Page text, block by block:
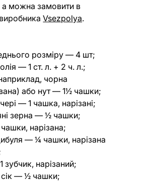
а можна замовити в
Vsezpolya.
розміру — 4 шт;
— 1 ст. л. + 2 ч. л.;
чорна
або нут — 1½ чашки;
— 1 чашка, нарізані;
зерна — ½ чашки;
нарізана;
— ¼ чашки, нарізана
зубчик, нарізаний;
— ½ чашки;